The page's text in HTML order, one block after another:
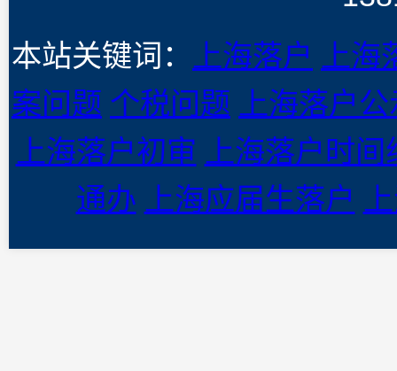
本站关键词：
上海落户
上
案问题 个税问题
上海落户
上海落户初审
上海落户时间
通办
上海应届生落户